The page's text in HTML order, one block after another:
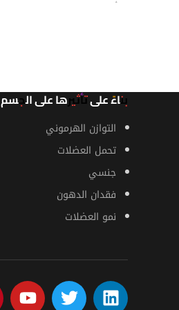
بناءً على تأثيرها على الجسم
التوازن الهرموني
تحمل العضلات
جنسي
فقدان الدهون
نمو العضلات